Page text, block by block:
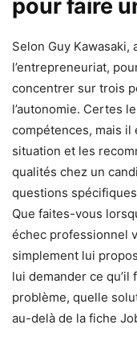
pour faire
Selon Guy
l’entrepreneuriat,
concentrer sur trois
l’autonomie. Certes
compétences, mais il
situation et les
qualités chez un
questions
Que faites-vous
échec professionnel
simplement lui
lui demander ce qu’il
problème, quelle
au-delà de la fiche